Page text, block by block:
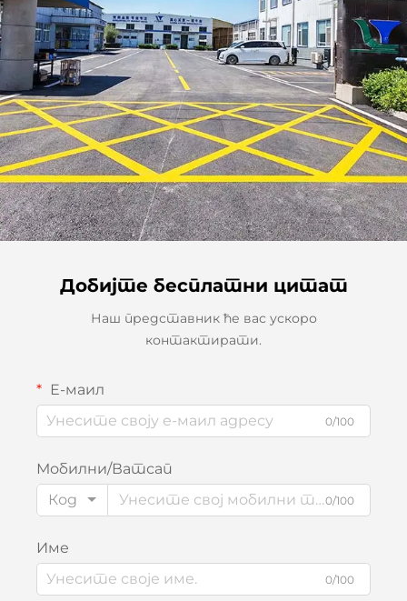
Добијте бесплатни цитат
Наш представник ће вас ускоро
контактирати.
Е-маил
0/100
Мобилни/Ватсап
Код
0/100
Име
0/100